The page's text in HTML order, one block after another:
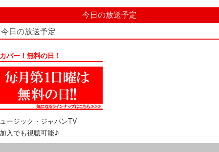
今日の放送予定
今日の放送予定
パー！無料の日！
ージック・ジャパンTV
入でも視聴可能♪